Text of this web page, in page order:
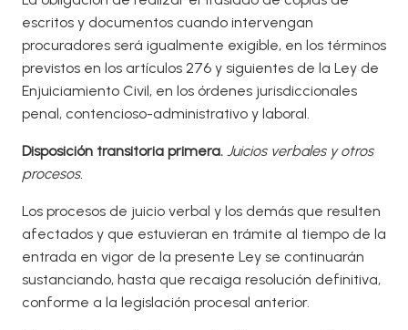
escritos y documentos cuando intervengan
procuradores será igualmente exigible, en los términos
previstos en los artículos 276 y siguientes de la Ley de
Enjuiciamiento Civil, en los órdenes jurisdiccionales
penal, contencioso-administrativo y laboral.
Disposición transitoria primera. Juicios verbales y otros
procesos.
Los procesos de juicio verbal y los demás que resulten
afectados y que estuvieran en trámite al tiempo de la
entrada en vigor de la presente Ley se continuarán
sustanciando, hasta que recaiga resolución definitiva,
conforme a la legislación procesal anterior.